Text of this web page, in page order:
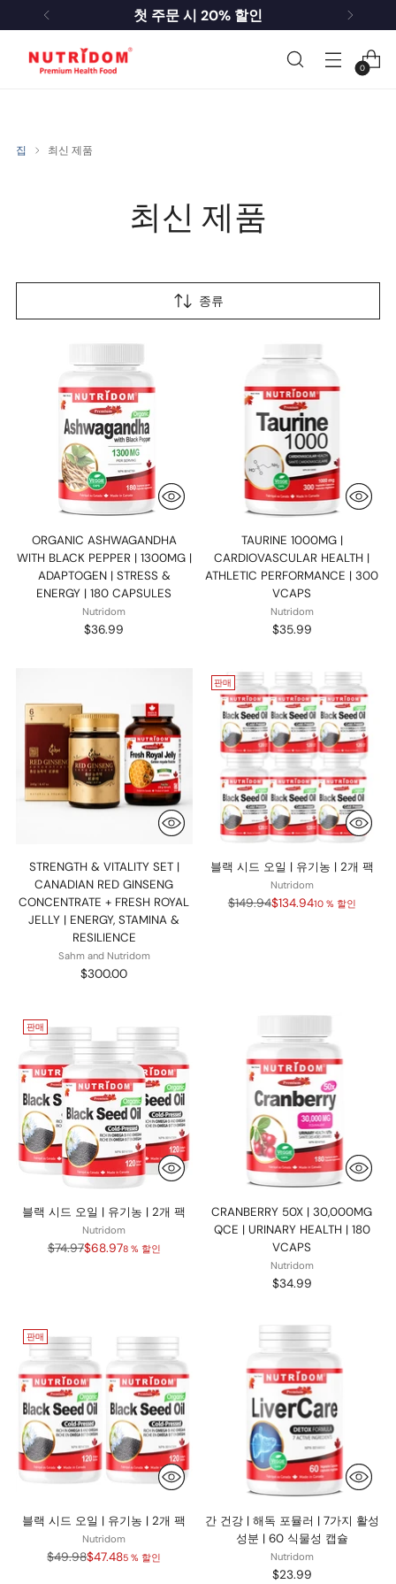
한국 배송 안내 및 통관 필수 정보
0
집 최신 제품
최신 제품
종류
ORGANIC ASHWAGANDHA
WITH BLACK PEPPER | 1300MG |
ADAPTOGEN | STRESS &
ENERGY | 180 CAPSULES
Nutridom
$36.99
TAURINE 1000MG |
CARDIOVASCULAR HEALTH |
ATHLETIC PERFORMANCE | 300
VCAPS
Nutridom
$35.99
STRENGTH & VITALITY SET |
CANADIAN RED GINSENG
CONCENTRATE + FRESH ROYAL
JELLY | ENERGY, STAMINA &
RESILIENCE
Sahm and Nutridom
$300.00
판매
블랙 시드 오일 | 유기농 | 2개 팩
Nutridom
정
$149.94$134.9410 % 할인
판매
블랙 시드 오일 | 유기농 | 2개 팩
Nutridom
정
$74.97$68.978 % 할인
CRANBERRY 50X | 30,000MG
QCE | URINARY HEALTH | 180
VCAPS
Nutridom
$34.99
판매
블랙 시드 오일 | 유기농 | 2개 팩
Nutridom
정
$49.98$47.485 % 할인
간 건강 | 해독 포뮬러 | 7가지 활성
성분 | 60 식물성 캡슐
Nutridom
$23.99